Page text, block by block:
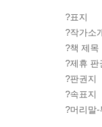
?표지
?작가소
?책 제목
?제휴 판
?판권지
?속표지
?머리말-